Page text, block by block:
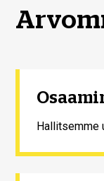
Hallitsemme